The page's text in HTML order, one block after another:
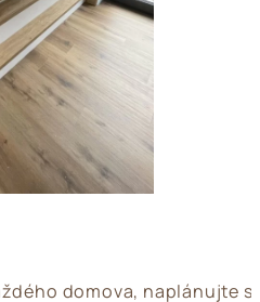
domova, naplánujte